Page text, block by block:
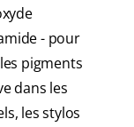
- pour
pigments
dans les
les stylos